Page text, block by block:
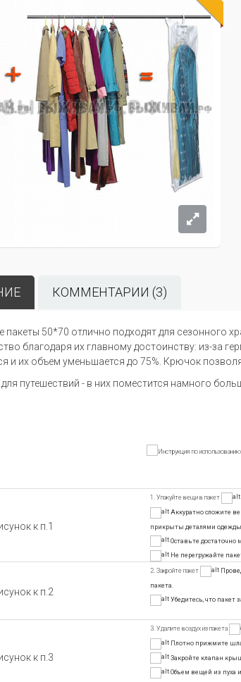
КОММЕНТАРИИ (3)
пакеты 50*70 отлично подходят для сезонного
благодаря их главному достоинству: из-за
и их объем уменьшается до 75%. Крючок
путешествий - в них поместится намного
1. Упакуйте вещи в пакет
Аккуратно сложите
прикрыты деталями одежды.
Оставьте достаточно
Не перегружайте
2. Закройте пакет
пакета.
Убедитесь, что пакет
3. Удалите воздух из пакета
Плотно прижмите
Закройте клапан
Объем вещей из пуха